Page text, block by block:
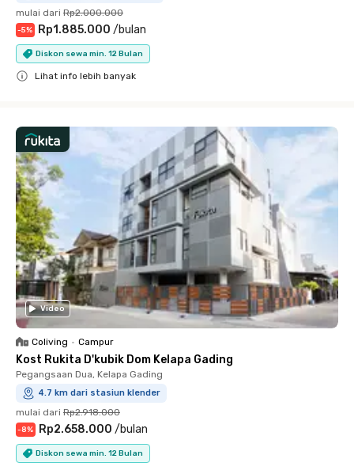
mulai dari Rp2.000.000
-5% Rp1.885.000 /bulan
Diskon sewa min. 12 Bulan
Lihat info lebih banyak
Video
Coliving • Campur
Kost Rukita D'kubik Dom Kelapa Gading
Pegangsaan Dua, Kelapa Gading
4.7 km dari stasiun klender
mulai dari Rp2.918.000
-8% Rp2.658.000 /bulan
Diskon sewa min. 12 Bulan